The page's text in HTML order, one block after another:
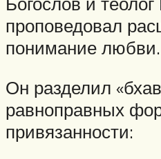
проповедовал
понимание любви.
Он разделил
равноправных
привязанности: